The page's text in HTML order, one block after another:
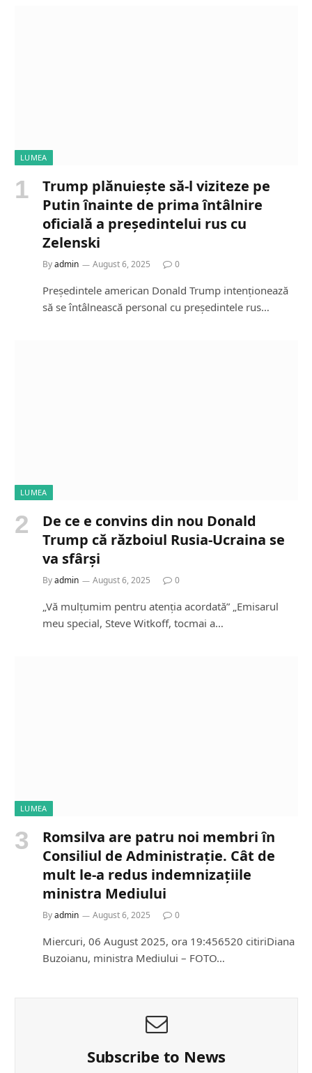
LUMEA
Trump plănuiește să-l viziteze pe
Putin înainte de prima întâlnire
oficială a președintelui rus cu
Zelenski
Byadmin August 6, 2025 0
Președintele american Donald Trump intenționează
să se întâlnească personal cu președintele rus…
LUMEA
De ce e convins din nou Donald
Trump că războiul Rusia-Ucraina se
va sfârși
Byadmin August 6, 2025 0
„Vă mulțumim pentru atenția acordată” „Emisarul
meu special, Steve Witkoff, tocmai a…
LUMEA
Romsilva are patru noi membri în
Consiliul de Administrație. Cât de
mult le-a redus indemnizațiile
ministra Mediului
Byadmin August 6, 2025 0
Miercuri, 06 August 2025, ora 19:456520 citiriDiana
Buzoianu, ministra Mediului – FOTO…
Subscribe to News